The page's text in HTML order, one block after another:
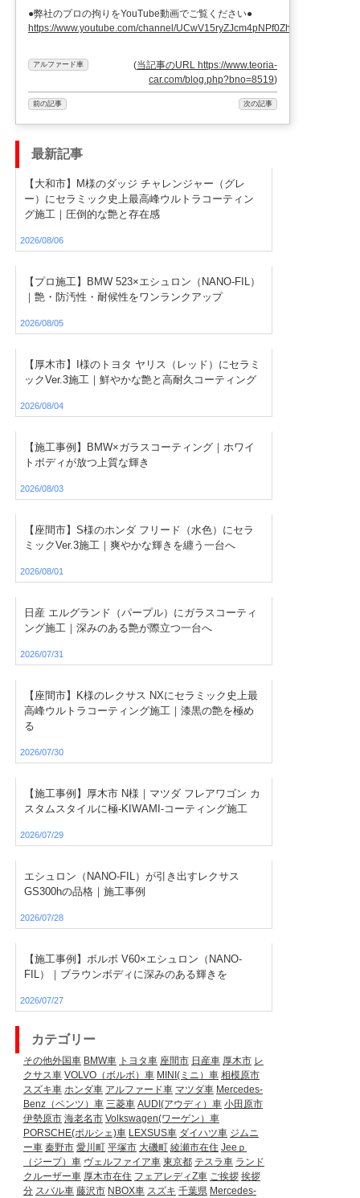
●弊社のプロの拘りをYouTube動画でご覧ください●
https://www.youtube.com/channel/UCwV15ryZJcm4pNPf0ZhXu9g
アルファード車 (当記事のURL https://www.teoria-
car.com/blog.php?bno=8519)
前の記事 次の記事
最新記事
【大和市】M様のダッジ チャレンジャー（グレ
ー）にセラミック史上最高峰ウルトラコーティン
グ施工｜圧倒的な艶と存在感
2026/08/06
【プロ施工】BMW 523×エシュロン（NANO-FIL）
｜艶・防汚性・耐候性をワンランクアップ
2026/08/05
【厚木市】I様のトヨタ ヤリス（レッド）にセラミ
ックVer.3施工｜鮮やかな艶と高耐久コーティング
2026/08/04
【施工事例】BMW×ガラスコーティング｜ホワイ
トボディが放つ上質な輝き
2026/08/03
【座間市】S様のホンダ フリード（水色）にセラ
ミックVer.3施工｜爽やかな輝きを纏う一台へ
2026/08/01
日産 エルグランド（パープル）にガラスコーティ
ング施工｜深みのある艶が際立つ一台へ
2026/07/31
【座間市】K様のレクサス NXにセラミック史上最
高峰ウルトラコーティング施工｜漆黒の艶を極め
る
2026/07/30
【施工事例】厚木市 N様｜マツダ フレアワゴン カ
スタムスタイルに極-KIWAMI-コーティング施工
2026/07/29
エシュロン（NANO-FIL）が引き出すレクサス
GS300hの品格｜施工事例
2026/07/28
【施工事例】ボルボ V60×エシュロン（NANO-
FIL）｜ブラウンボディに深みのある輝きを
2026/07/27
カテゴリー
その他外国車 BMW車 トヨタ車 座間市 日産車 厚木市 レ
クサス車 VOLVO（ボルボ）車 MINI(ミニ）車 相模原市
スズキ車 ホンダ車 アルファード車 マツダ車 Mercedes-
Benz（ベンツ）車 三菱車 AUDI(アウディ）車 小田原市
伊勢原市 海老名市 Volkswagen(ワーゲン）車
PORSCHE(ポルシェ)車 LEXSUS車 ダイハツ車 ジムニ
ー車 秦野市 愛川町 平塚市 大磯町 綾瀬市在住 Jeeｐ
（ジープ）車 ヴェルファイア車 東京都 テスラ車 ランド
クルーザー車 厚木市在住 フェアレディZ車 ご挨拶 挨拶
分 スバル車 藤沢市 NBOX車 スズキ 千葉県 Mercedes-